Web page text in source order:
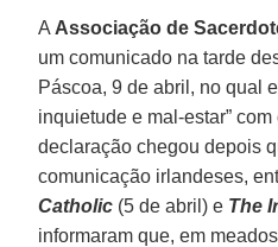
A Associação de
um comunicado na tarde
Páscoa, 9 de abril, no qual
inquietude e mal-estar”
declaração chegou depois
comunicação irlandeses,
Catholic (5 de abril) e The
informaram que, em